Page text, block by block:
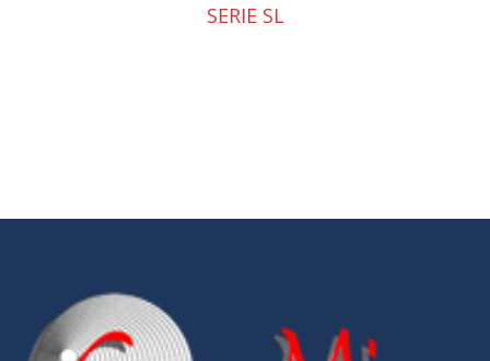
SERIE SL